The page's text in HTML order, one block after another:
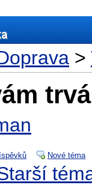
>
Nové téma